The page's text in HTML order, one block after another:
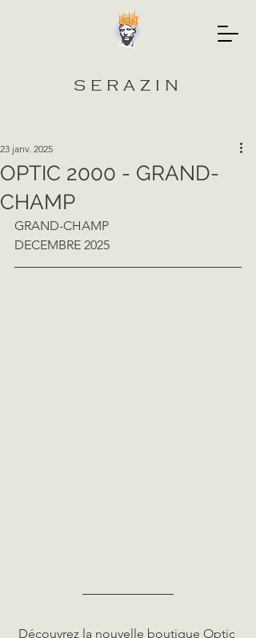
SERAZIN
OPTIC 2000 - GRAND-
CHAMP
23 janv. 2025
GRAND-CHAMP
DECEMBRE 2025
Découvrez la nouvelle boutique Optic